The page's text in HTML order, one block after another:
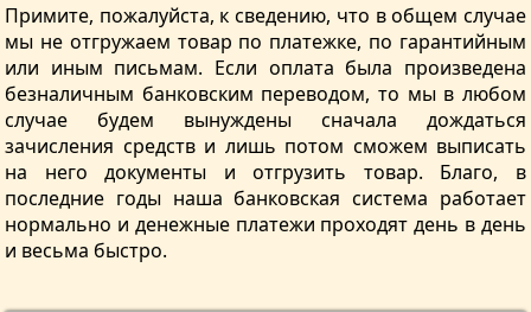
Примите, пожалуйста, к сведению, что в общем случае
мы не отгружаем товар по платежке, по гарантийным
или иным письмам. Если оплата была произведена
безналичным банковским переводом, то мы в любом
случае будем вынуждены сначала дождаться
зачисления средств и лишь потом сможем выписать
на него документы и отгрузить товар. Благо, в
последние годы наша банковская система работает
нормально и денежные платежи проходят день в день
и весьма быстро.